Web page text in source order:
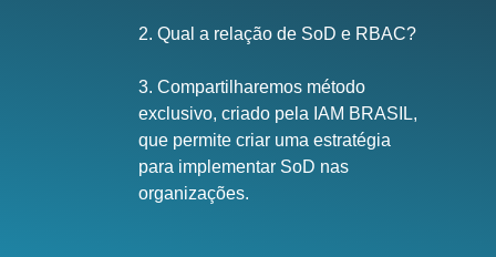
2. Qual a relação de SoD e RBAC?
3. Compartilharemos método
exclusivo, criado pela IAM BRASIL,
que permite criar uma estratégia
para implementar SoD nas
organizações.